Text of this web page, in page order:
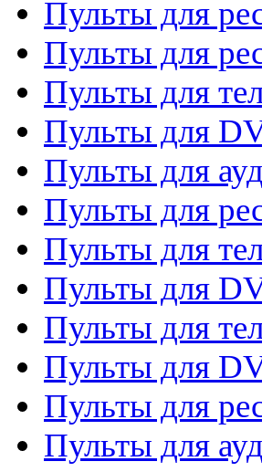
Пульты для
Пульты для
Пульты для
Пульты для
Пульты для
Пульты для
Пульты для
Пульты для
Пульты для
Пульты для
Пульты для
Пульты для